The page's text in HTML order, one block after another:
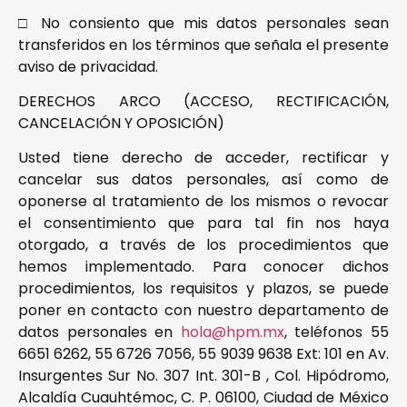
□ No consiento que mis datos personales sean
transferidos en los términos que señala el presente
aviso de privacidad.
DERECHOS ARCO (ACCESO, RECTIFICACIÓN,
CANCELACIÓN Y OPOSICIÓN)
Usted tiene derecho de acceder, rectificar y
cancelar sus datos personales, así como de
oponerse al tratamiento de los mismos o revocar
el consentimiento que para tal fin nos haya
otorgado, a través de los procedimientos que
hemos implementado. Para conocer dichos
procedimientos, los requisitos y plazos, se puede
poner en contacto con nuestro departamento de
datos personales en hola@hpm.mx, teléfonos 55
6651 6262, 55 6726 7056, 55 9039 9638 Ext: 101 en Av.
Insurgentes Sur No. 307 Int. 301-B , Col. Hipódromo,
Alcaldía Cuauhtémoc, C. P. 06100, Ciudad de México